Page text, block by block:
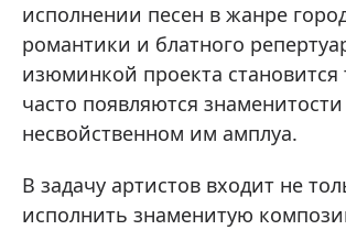
исполнении песен в жанре
романтики и блатного
изюминкой проекта становится
часто появляются
несвойственном им амплуа.
В задачу артистов входит не
исполнить знаменитую